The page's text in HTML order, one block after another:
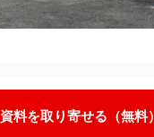
資料を取り寄せる（無料）